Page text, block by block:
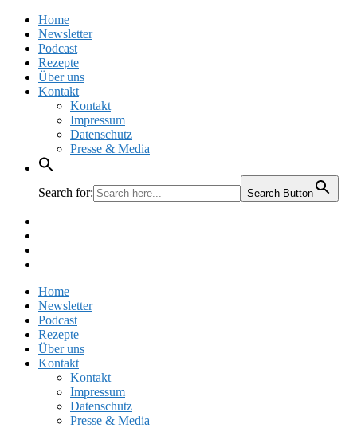
Home
Newsletter
Podcast
Rezepte
Über uns
Kontakt
Kontakt
Impressum
Datenschutz
Presse & Media
Search for: Search Button
Home
Newsletter
Podcast
Rezepte
Über uns
Kontakt
Kontakt
Impressum
Datenschutz
Presse & Media